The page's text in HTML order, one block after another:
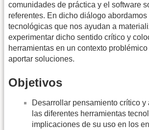
comunidades de práctica y el software
referentes. En dicho diálogo
tecnológicas que nos ayudan a
experimentar dicho sentido crítico y
herramientas en un contexto
aportar soluciones.
Objetivos
Desarrollar pensamiento crítico y
las diferentes herramientas
implicaciones de su uso en los